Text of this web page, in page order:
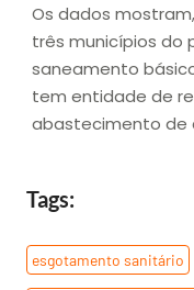
Os dados
três municípios do
saneamento
tem entidade de
abastecimento de
Tags:
esgotamento sanitário